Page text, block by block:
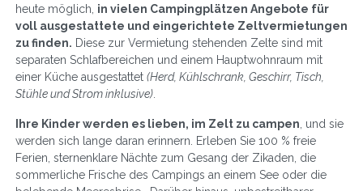
heute möglich, in vielen Campingplätzen Angebote für
voll ausgestattete und eingerichtete Zeltvermietungen
zu finden. Diese zur Vermietung stehenden Zelte sind mit
separaten Schlafbereichen und einem Hauptwohnraum mit
einer Küche ausgestattet (Herd, Kühlschrank, Geschirr, Tisch,
Stühle und Strom inklusive).
Ihre Kinder werden es lieben, im Zelt zu campen, und sie
werden sich lange daran erinnern. Erleben Sie 100 % freie
Ferien, sternenklare Nächte zum Gesang der Zikaden, die
sommerliche Frische des Campings an einem See oder die